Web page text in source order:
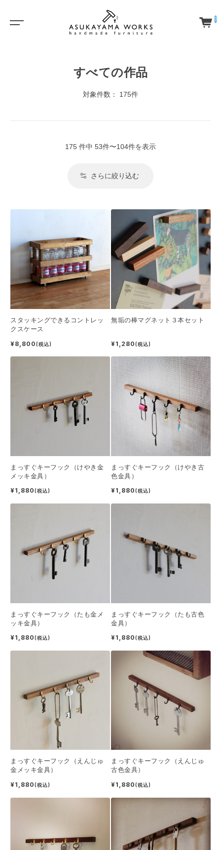
0
すべての作品
対象件数： 175件
175 件中 53件〜104件を表示
さらに絞り込む
スタッキングできるコントレッ
クスケース
¥8,800(税込)
無垢の棒マグネット３本セット
¥1,280(税込)
まっすぐキーフック（けやき金
メッキ金具）
¥1,880(税込)
まっすぐキーフック（けやき古
色金具）
¥1,880(税込)
まっすぐキーフック（たも金メ
ッキ金具）
¥1,880(税込)
まっすぐキーフック（たも古色
金具）
¥1,880(税込)
まっすぐキーフック（えんじゅ
金メッキ金具）
¥1,880(税込)
まっすぐキーフック（えんじゅ
古色金具）
¥1,880(税込)